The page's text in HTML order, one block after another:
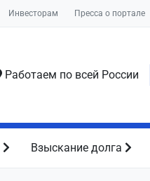
Инвесторам Пресса о портале
Работаем по всей России
Взыскание долга